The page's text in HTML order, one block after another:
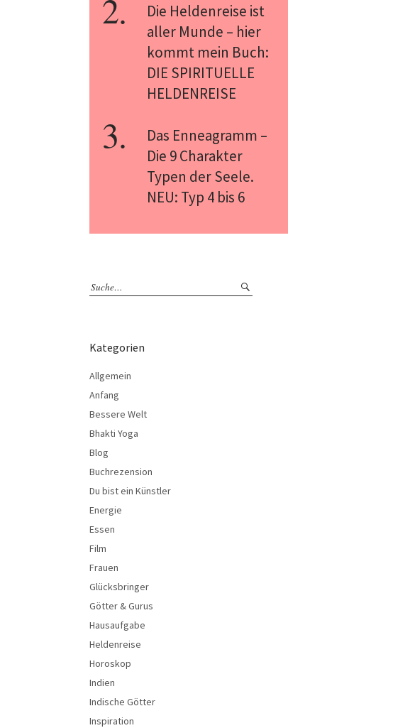
Die Heldenreise ist
aller Munde – hier
kommt mein Buch:
DIE SPIRITUELLE
HELDENREISE
Das Enneagramm –
Die 9 Charakter
Typen der Seele.
NEU: Typ 4 bis 6
Kategorien
Allgemein
Anfang
Bessere Welt
Bhakti Yoga
Blog
Buchrezension
Du bist ein Künstler
Energie
Essen
Film
Frauen
Glücksbringer
Götter & Gurus
Hausaufgabe
Heldenreise
Horoskop
Indien
Indische Götter
Inspiration